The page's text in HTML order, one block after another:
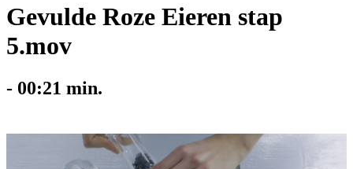
Gevulde Roze Eieren stap
5.mov
- 00:21 min.